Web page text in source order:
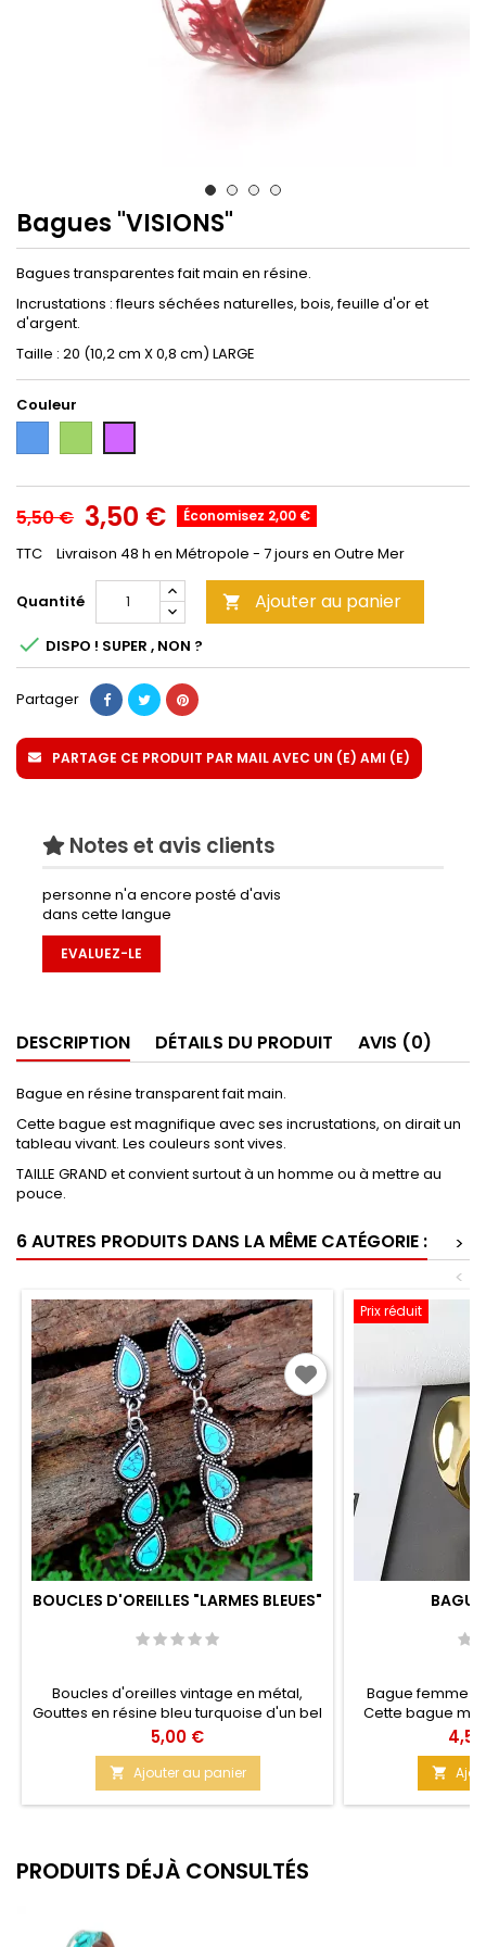
Bagues "VISIONS"
Bagues transparentes fait main en résine.
Incrustations : fleurs séchées naturelles, bois, feuille d'or et
d'argent.
Taille : 20 (10,2 cm X 0,8 cm) LARGE
Couleur
5,50 € 3,50 € Économisez 2,00 €
TTC Livraison 48 h en Métropole - 7 jours en Outre Mer
Quantité  Ajouter au panier
 DISPO ! SUPER , NON ?
Partager
PARTAGE CE PRODUIT PAR MAIL AVEC UN (E) AMI (E)
Notes et avis clients
personne n'a encore posté d'avis
dans cette langue
EVALUEZ-LE
DESCRIPTION DÉTAILS DU PRODUIT AVIS (0)
Bague en résine transparent fait main.
Cette bague est magnifique avec ses incrustations, on dirait un
tableau vivant. Les couleurs sont vives.
TAILLE GRAND et convient surtout à un homme ou à mettre au
pouce.
6 AUTRES PRODUITS DANS LA MÊME CATÉGORIE :
>
<
BOUCLES D'OREILLES "LARMES BLEUES"
Boucles d'oreilles vintage en métal,
Gouttes en résine bleu turquoise d'un bel
effet et soudées pour former un bloc. La
goutte de l'attache est mobile grâce à
une petite maille. Taille : 6cm
Prix
5,00 €
 Ajouter au panier
Prix réduit
Bague femme
Cette bague
valeur. A porter
Argent
Prix

PRODUITS DÉJÀ CONSULTÉS